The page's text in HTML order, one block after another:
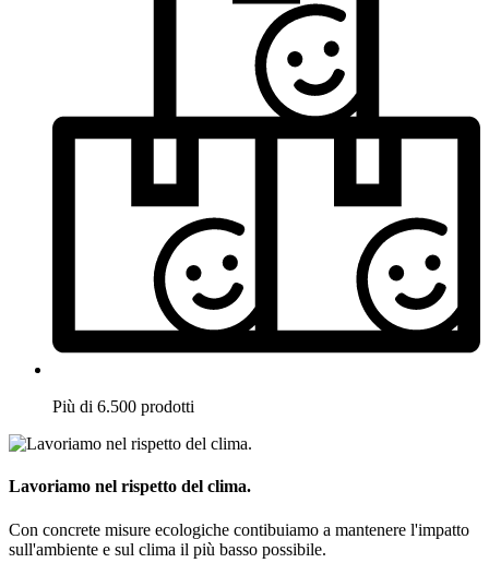
Più di 6.500 prodotti
Lavoriamo nel rispetto del clima.
Con concrete misure ecologiche contibuiamo a mantenere l'impatto
sull'ambiente e sul clima il più basso possibile.